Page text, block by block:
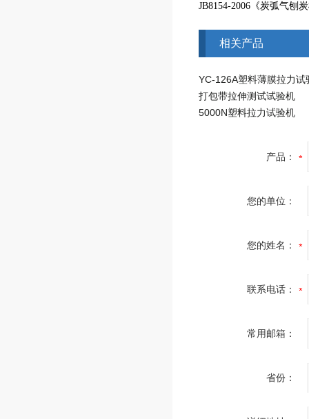
JB8154-2006《炭弧气刨
相关产品
YC-126A塑料薄膜拉力试
打包带拉伸测试试验机
5000N塑料拉力试验机
产品：
您的单位：
您的姓名：
联系电话：
常用邮箱：
省份：